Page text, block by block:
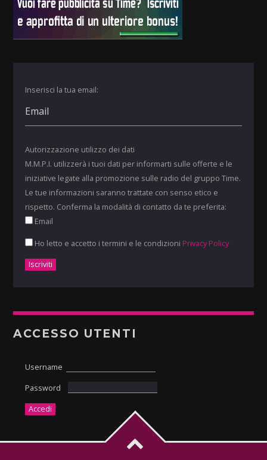
Inserisci la tua email:
Autorizzazione utilizzo dei dati
M.M.P.I. utilizzerà i tuoi dati per informarti sulle offerte e le
iniziative legate alla promozione sulle radio del gruppo Time.
Le tue informazioni saranno trattate con senso etico e
rispetto. Conferma la modalità di contatto da te preferita:
Email
Ho letto e accetto i termini e le condizioni Privacy Policy
ACCESSO UTENTI
Username
Password